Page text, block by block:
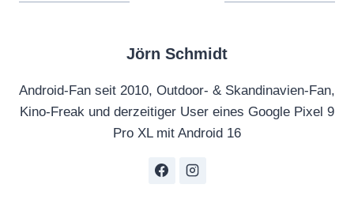
Jörn Schmidt
Android-Fan seit 2010, Outdoor- & Skandinavien-Fan,
Kino-Freak und derzeitiger User eines Google Pixel 9
Pro XL mit Android 16